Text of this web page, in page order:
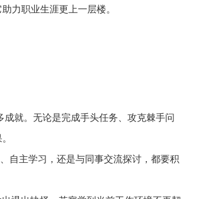
力职业生涯更上一层楼。
成就。无论是完成手头任务、攻克棘手问
自主学习，还是与同事交流探讨，都要积